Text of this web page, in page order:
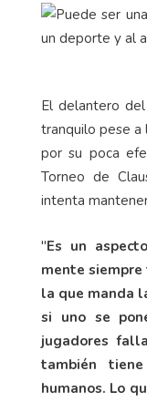
El delantero del
tranquilo pese a
por su poca
Torneo de
intenta
"Es un
mente
la que manda
si uno se
jugadores
también
humanos. Lo